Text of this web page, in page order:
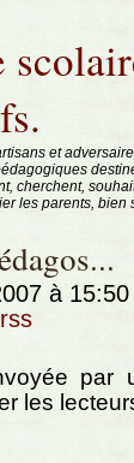
et
cherchent,
les parents, bien
à
rss
par
les